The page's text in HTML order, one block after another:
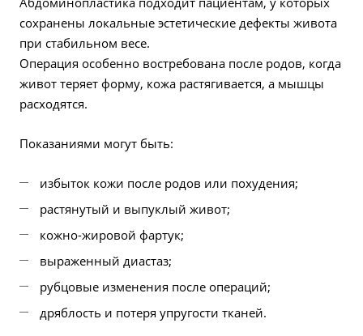
сохранены локальные эстетические дефекты живота
при стабильном весе.
Операция особенно востребована после родов, когда
живот теряет форму, кожа растягивается, а мышцы
расходятся.
Показаниями могут быть:
избыток кожи после родов или похудения;
растянутый и выпуклый живот;
кожно-жировой фартук;
выраженный диастаз;
рубцовые изменения после операций;
дряблость и потеря упругости тканей.